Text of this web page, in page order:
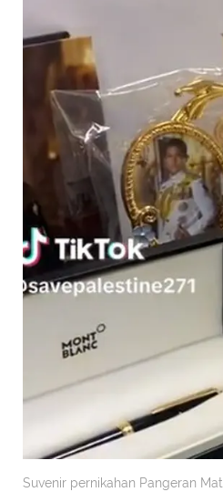
Suvenir pernikahan Pangeran